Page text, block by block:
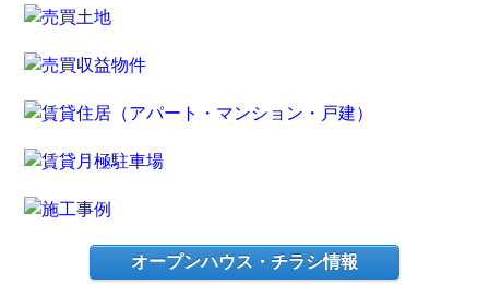
オープンハウス・チラシ情報